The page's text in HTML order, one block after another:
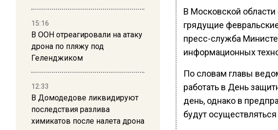
15:16
В ООН отреагировали на атаку
дрона по пляжу под
Геленджиком
12:33
В Домодедове ликвидируют
последствия разлива
химикатов после налета дрона
В Московской
грядущие
пресс-служба
информационных
По словам главы
работать в День
день, однако в
будут